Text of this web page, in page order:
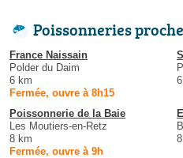
Poissonneries
France Naissain
Polder du Daim
6 km
Fermée, ouvre à 8h15
Poissonnerie de la Baie
Les Moutiers-en-Retz
8 km
Fermée, ouvre à 9h